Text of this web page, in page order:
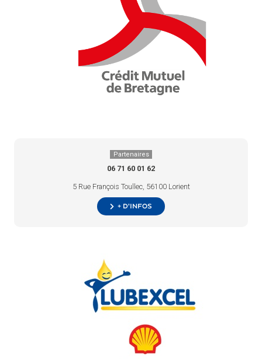
Partenaires
06 71 60 01 62
5 Rue François Toullec, 56100 Lorient
+ d’infos